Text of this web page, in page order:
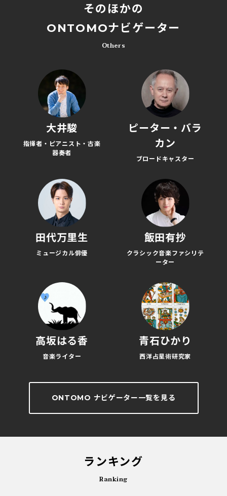
そのほかの
ONTOMOナビゲーター
Others
大井駿
指揮者・ピアニスト・古楽
器奏者
ピーター・バラ
カン
ブロードキャスター
田代万里生
ミュージカル俳優
飯田有抄
クラシック音楽ファシリテ
ーター
高坂はる香
音楽ライター
青石ひかり
西洋占星術研究家
ONTOMO ナビゲーター一覧を見る
ランキング
Ranking